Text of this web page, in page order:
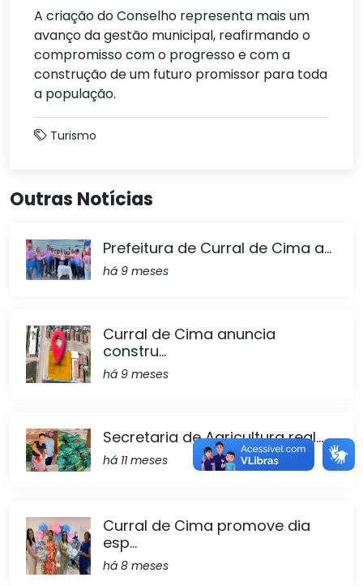
A criação do Conselho representa mais um
avanço da gestão municipal, reafirmando o
compromisso com o progresso e com a
construção de um futuro promissor para toda
a população.
Turismo
Outras Notícias
Prefeitura de Curral de Cima a...
há 9 meses
Curral de Cima anuncia
constru...
há 9 meses
Secretaria de Agricultura real...
há 11 meses
Curral de Cima promove dia
esp...
há 8 meses